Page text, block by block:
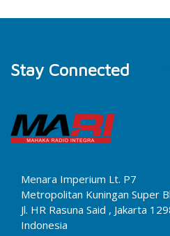
Stay Connected
Menara Imperium Lt. P7
Metropolitan Kuningan Super
Jl. HR Rasuna Said , Jakarta
Indonesia